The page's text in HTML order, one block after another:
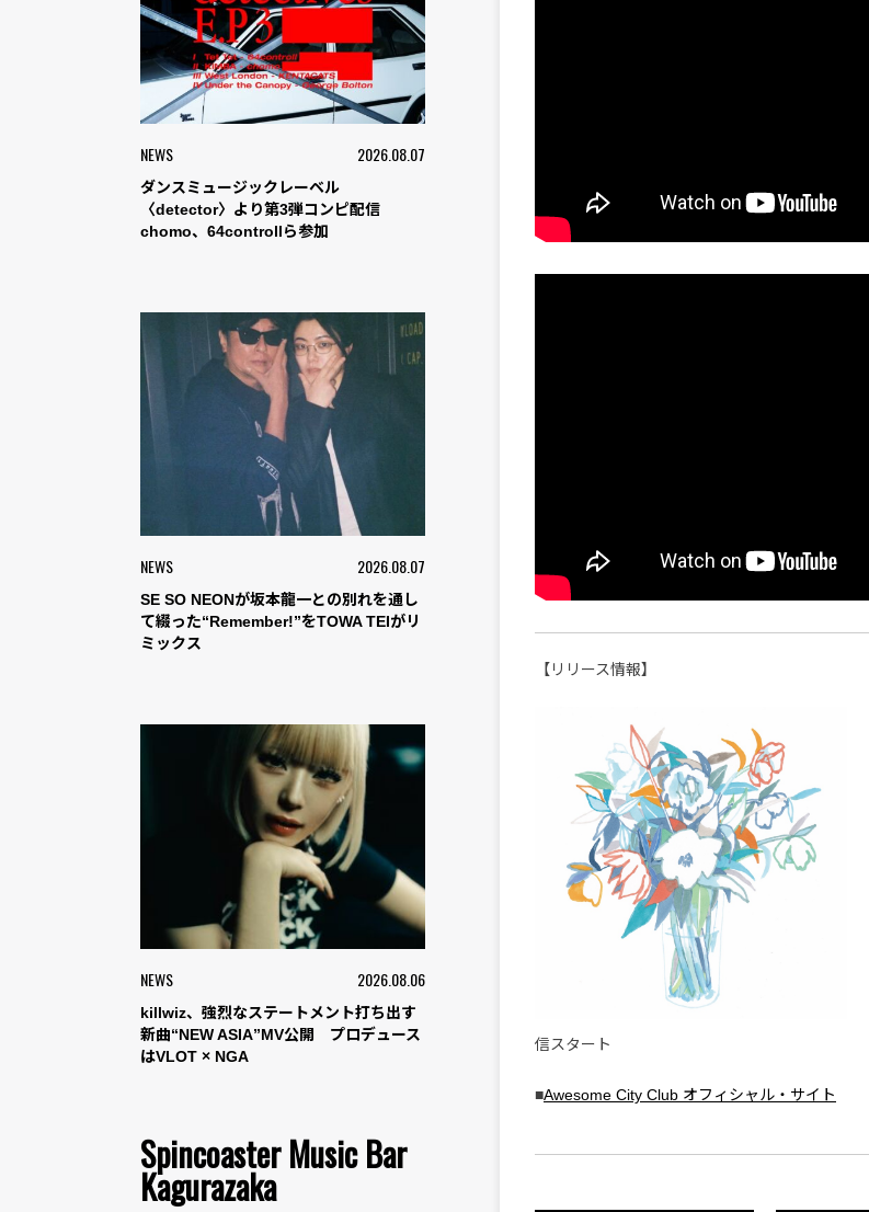
NEWS 2026.08.07
ダンスミュージックレーベル
〈detector〉より第3弾コンピ配信
chomo、64controllら参加
NEWS 2026.08.07
SE SO NEONが坂本龍一との別れを通し
て綴った“Remember!”をTOWA TEIがリ
ミックス
NEWS 2026.08.06
killwiz、強烈なステートメント打ち出す
新曲“NEW ASIA”MV公開 プロデュース
はVLOT × NGA
Spincoaster Music Bar
Kagurazaka
【リリース情報】
信スタート
■Awesome City Club オフィシャル・サイト